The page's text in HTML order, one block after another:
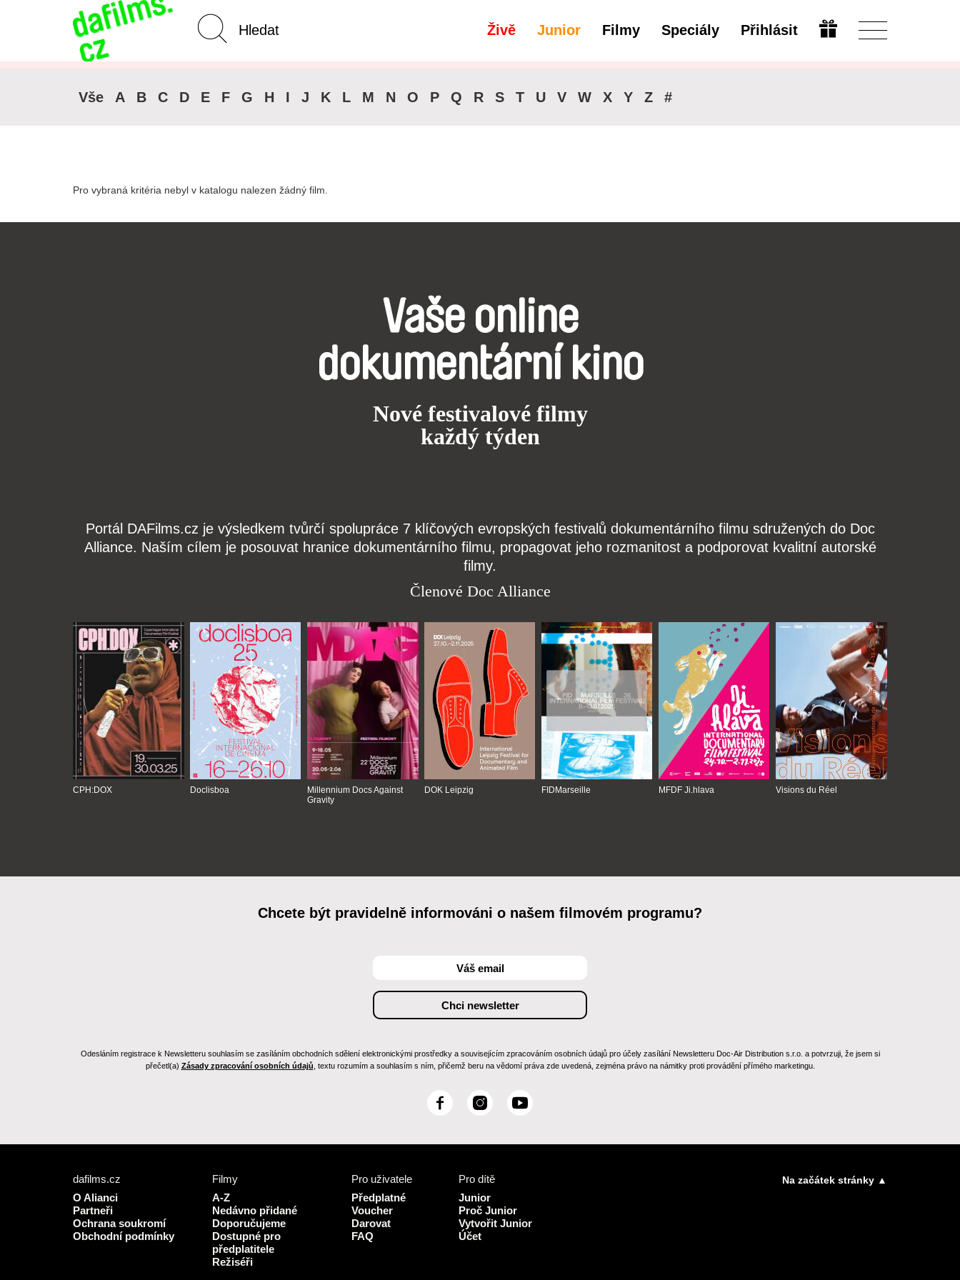
Živě Junior Filmy Speciály Přihlásit
Pokročilé vyhledávání Upravit
Vše A B C D E F G H I J K L M N O P Q R S T U V W X Y Z #
Pro vybraná kritéria nebyl v katalogu nalezen žádný film.
Vaše online
dokumentární kino
Nové festivalové filmy
každý týden
Portál DAFilms.cz je výsledkem tvůrčí spolupráce 7 klíčových evropských festivalů dokumentárního filmu sdružených do Doc
Alliance. Naším cílem je posouvat hranice dokumentárního filmu, propagovat jeho rozmanitost a podporovat kvalitní autorské
filmy.
Členové Doc Alliance
CPH:DOX Doclisboa
Millennium Docs Against
Gravity
DOK Leipzig FIDMarseille MFDF Ji.hlava Visions du Réel
Chcete být pravidelně informováni o našem filmovém programu?
Odesláním registrace k Newsletteru souhlasím se zasíláním obchodních sdělení elektronickými prostředky a souvisejícím zpracováním osobních údajů pro účely zasílání Newsletteru Doc-Air Distribution s.r.o. a potvrzuji, že jsem si
přečetl(a) Zásady zpracování osobních údajů , textu rozumím a souhlasím s ním, přičemž beru na vědomí práva zde uvedená, zejména právo na námitky proti provádění přímého marketingu.
F
I
g
r
a
m
Y
dafilms.cz
O Alianci
Partneři
Ochrana soukromí
Obchodní podmínky
Filmy
A-Z
Nedávno přidané
Doporučujeme
Dostupné pro
předplatitele
Režiséři
Pro uživatele
Předplatné
Voucher
Darovat
FAQ
Pro dítě
Junior
Proč Junior
Vytvořit Junior
Účet
Na začátek stránky ▲